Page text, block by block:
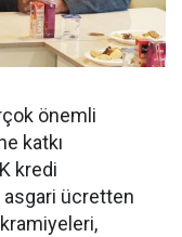
önemli
katkı
kredi
asgari ücretten